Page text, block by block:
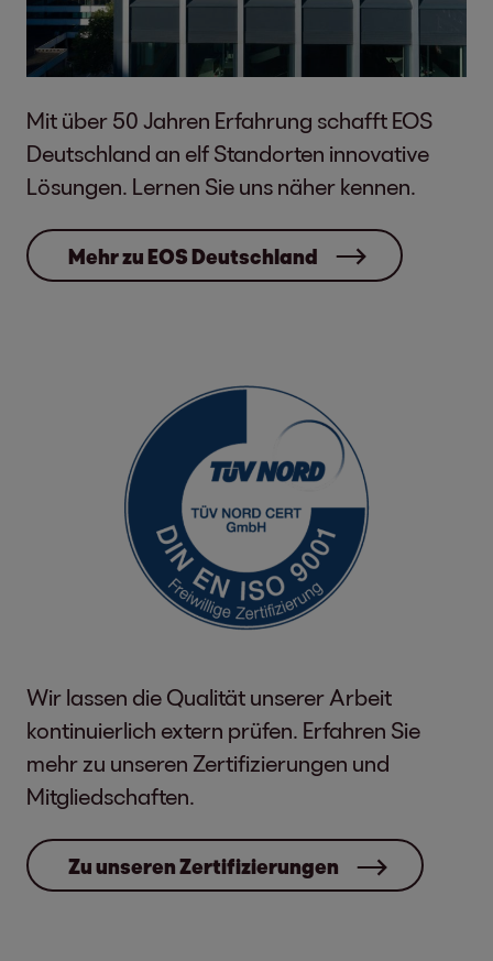
Mit über 50 Jahren Erfahrung schafft EOS
Deutschland an elf Standorten innovative
Lösungen. Lernen Sie uns näher kennen.
Mehr zu EOS Deutschland
Wir lassen die Qualität unserer Arbeit
kontinuierlich extern prüfen. Erfahren Sie
mehr zu unseren Zertifizierungen und
Mitgliedschaften.
Zu unseren Zertifizierungen